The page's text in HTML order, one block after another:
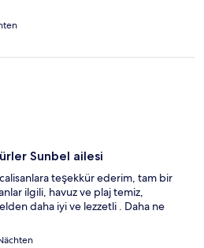
Sunbel ailesi
teşekkür ederim, tam bir
ilgili, havuz ve plaj temiz,
daha iyi ve lezzetli . Daha ne